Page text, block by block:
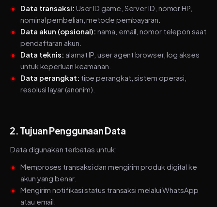
Data transaksi: User ID game, Server ID, nomor HP,
nominal pembelian, metode pembayaran.
Data akun (opsional): nama, email, nomor telepon saat
pendaftaran akun.
Data teknis: alamat IP, user agent browser, log akses
untuk keperluan keamanan.
Data perangkat: tipe perangkat, sistem operasi,
resolusi layar (anonim).
2. Tujuan Penggunaan Data
Data digunakan terbatas untuk:
Memproses transaksi dan mengirim produk digital ke
akun yang benar.
Mengirim notifikasi status transaksi melalui WhatsApp
atau email.